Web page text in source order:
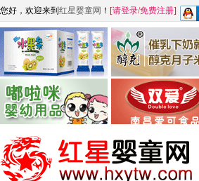
您好，欢迎来到 红星婴童网 ！ [请登录/免费注册]
江西麦嘟嘟食品有限公司
青岛嘟啦咪婴幼儿用品公司
江西醇之客月子米酒